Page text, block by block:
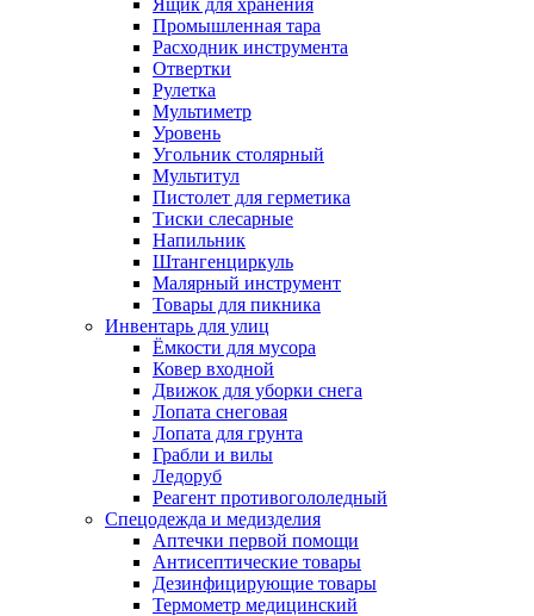
Ящик для хранения
Промышленная тара
Расходник инструмента
Отвертки
Рулетка
Мультиметр
Уровень
Угольник столярный
Мультитул
Пистолет для герметика
Тиски слесарные
Напильник
Штангенциркуль
Малярный инструмент
Товары для пикника
Инвентарь для улиц
Ёмкости для мусора
Ковер входной
Движок для уборки снега
Лопата снеговая
Лопата для грунта
Грабли и вилы
Ледоруб
Реагент противогололедный
Спецодежда и медизделия
Аптечки первой помощи
Антисептические товары
Дезинфицирующие товары
Термометр медицинский